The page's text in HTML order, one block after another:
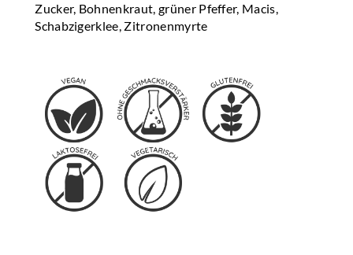
Zucker, Bohnenkraut, grüner Pfeffer, Macis,
Schabzigerklee, Zitronenmyrte